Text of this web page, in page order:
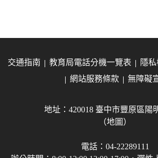
交通指南 教育局電話分機一覽表
隱
網站服務條款
無障礙
地址：420018 臺中市豐原區陽
（地圖）
電話：04-22289111